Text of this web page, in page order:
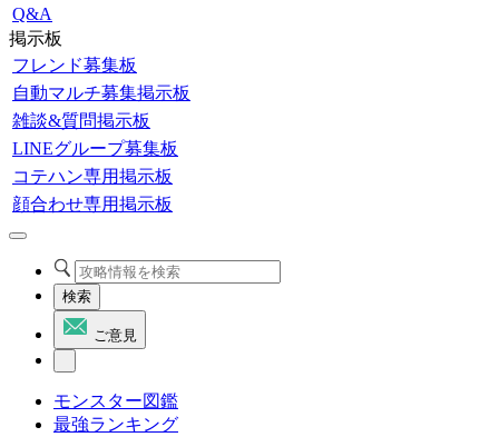
Q&A
掲示板
フレンド募集板
自動マルチ募集掲示板
雑談&質問掲示板
LINEグループ募集板
コテハン専用掲示板
顔合わせ専用掲示板
検索
ご意見
モンスター図鑑
最強ランキング